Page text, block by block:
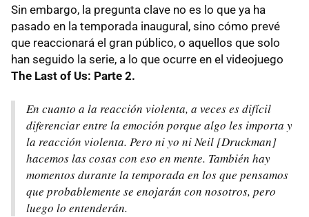
Sin embargo, la pregunta clave no es lo que ya ha
pasado en la temporada inaugural, sino cómo prevé
que reaccionará el gran público, o aquellos que solo
han seguido la serie, a lo que ocurre en el videojuego
The Last of Us: Parte 2.
En cuanto a la reacción violenta, a veces es difícil
diferenciar entre la emoción porque algo les importa y
la reacción violenta. Pero ni yo ni Neil [Druckman]
hacemos las cosas con eso en mente. También hay
momentos durante la temporada en los que pensamos
que probablemente se enojarán con nosotros, pero
luego lo entenderán.